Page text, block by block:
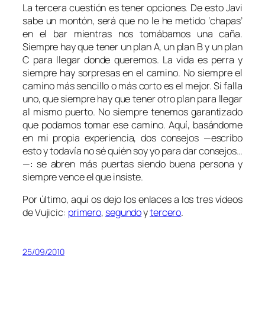
La tercera cuestión es tener opciones. De esto Javi
sabe un montón, será que no le he metido ‘chapas’
en el bar mientras nos tomábamos una caña.
Siempre hay que tener un plan A, un plan B y un plan
C para llegar donde queremos. La vida es perra y
siempre hay sorpresas en el camino. No siempre el
camino más sencillo o más corto es el mejor. Si falla
uno, que siempre hay que tener otro plan para llegar
al mismo puerto. No siempre tenemos garantizado
que podamos tomar ese camino. Aquí, basándome
en mi propia experiencia, dos consejos —escribo
esto y todavía no sé quién soy yo para dar consejos…
—: se abren más puertas siendo buena persona y
siempre vence el que insiste.
Por último, aquí os dejo los enlaces a los tres vídeos
de Vujicic: primero, segundoytercero.
25/09/2010